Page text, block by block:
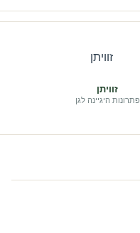
זוויתן
פתרונות היגיינה לגן